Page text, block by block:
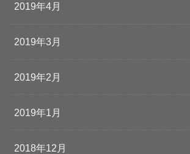
2019年4月
2019年3月
2019年2月
2019年1月
2018年12月